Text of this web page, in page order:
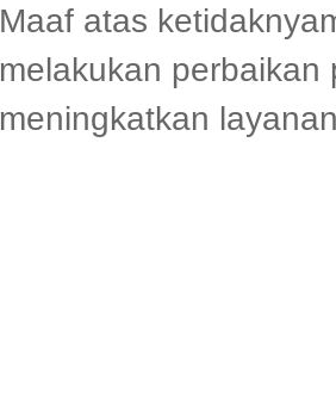
Maaf atas
melakukan
meningkatkan